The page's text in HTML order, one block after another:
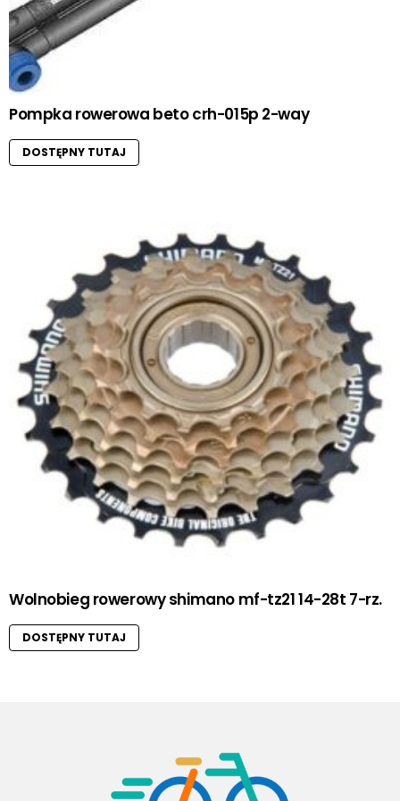
Pompka rowerowa beto crh-015p 2-way
DOSTĘPNY TUTAJ
Wolnobieg rowerowy shimano mf-tz21 14-28t 7-rz.
DOSTĘPNY TUTAJ